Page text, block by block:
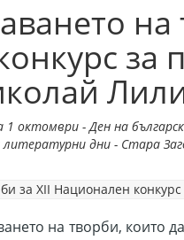
на
за
октомври - Ден на
дни - Стара
на творби, които